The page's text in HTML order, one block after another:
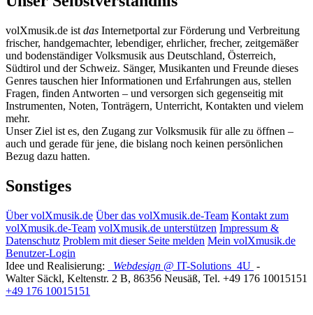
volXmusik.de ist das Internetportal zur Förderung und Verbreitung
frischer, handgemachter, lebendiger, ehrlicher, frecher, zeitgemäßer
und bodenständiger Volksmusik aus Deutschland, Österreich,
Südtirol und der Schweiz. Sänger, Musikanten und Freunde dieses
Genres tauschen hier Informationen und Erfahrungen aus, stellen
Fragen, finden Antworten – und versorgen sich gegenseitig mit
Instrumenten, Noten, Tonträgern, Unterricht, Kontakten und vielem
mehr.
Unser Ziel ist es, den Zugang zur Volksmusik für alle zu öffnen –
auch und gerade für jene, die bislang noch keinen persönlichen
Bezug dazu hatten.
Sonstiges
Über volXmusik.de Über das volXmusik.de-Team Kontakt zum
volXmusik.de-Team volXmusik.de unterstützen Impressum &
Datenschutz Problem mit dieser Seite melden Mein volXmusik.de
Benutzer-Login
Idee und Realisierung:
Webdesign @ IT-Solutions 4U -
Walter Säckl, Keltenstr. 2 B, 86356 Neusäß, Tel. +49 176 10015151
+49 176 10015151